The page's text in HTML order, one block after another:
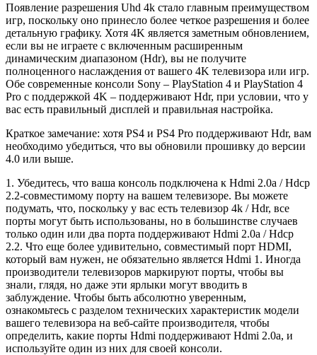
Появление разрешения Uhd 4k стало главным преимуществом
игр, поскольку оно принесло более четкое разрешения и более
детальную графику. Хотя 4K является заметным обновлением,
если вы не играете с включенным расширенным
динамическим диапазоном (Hdr), вы не получите
полноценного наслаждения от вашего 4K телевизора или игр.
Обе современные консоли Sony – PlayStation 4 и PlayStation 4
Pro с поддержкой 4K – поддерживают Hdr, при условии, что у
вас есть правильный дисплей и правильная настройка.
Краткое замечание: хотя PS4 и PS4 Pro поддерживают Hdr, вам
необходимо убедиться, что вы обновили прошивку до версии
4.0 или выше.
1. Убедитесь, что ваша консоль подключена к Hdmi 2.0a / Hdcp
2.2-совместимому порту на вашем телевизоре. Вы можете
подумать, что, поскольку у вас есть телевизор 4k / Hdr, все
порты могут быть использованы, но в большинстве случаев
только один или два порта поддерживают Hdmi 2.0a / Hdcp
2.2. Что еще более удивительно, совместимый порт HDMI,
который вам нужен, не обязательно является Hdmi 1. Иногда
производители телевизоров маркируют порты, чтобы вы
знали, глядя, но даже эти ярлыки могут вводить в
заблуждение. Чтобы быть абсолютно уверенным,
ознакомьтесь с разделом технических характеристик модели
вашего телевизора на веб-сайте производителя, чтобы
определить, какие порты Hdmi поддерживают Hdmi 2.0a, и
используйте один из них для своей консоли.